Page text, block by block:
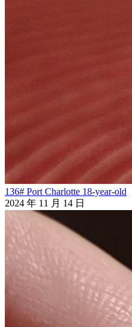
136# Port Charlotte 18-year-old
2024 年 11 月 14 日